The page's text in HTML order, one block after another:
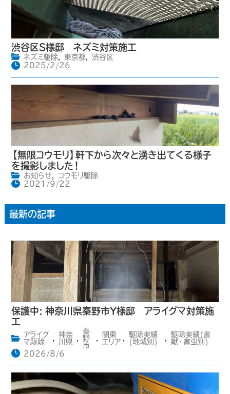
渋谷区S様邸 ネズミ対策施工
ネズミ駆除, 東京都,
渋谷区
2025/2/26
【無限コウモリ】軒下から次々と湧き出てくる様子
を撮影しました！
お知らせ,
コウモリ駆除
2021/9/22
最新の記事
保護中: 神奈川県秦野市Y様邸 アライグマ対策施
工
アライグ
マ駆除
,
神奈
川県 ,
秦
野
市
,
関東
エリア ,
駆除実績
(地域別)
,
駆除実績(害
獣・害虫別)
2026/8/6